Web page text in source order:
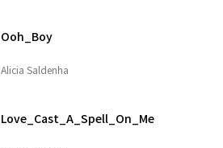
Ooh_Boy
Alicia Saldenha
Love_Cast_A_Spell_On_Me